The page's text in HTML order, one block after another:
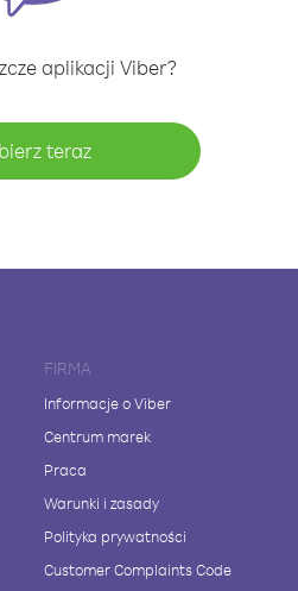
aplikacji Viber?
teraz
FIRMA
Informacje o Viber
Centrum marek
Praca
Warunki i zasady
Polityka prywatności
Customer Complaints Code